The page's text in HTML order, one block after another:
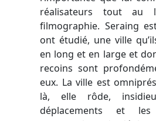
réalisateurs tout au
filmographie. Seraing
ont étudié, une ville
en long et en large et
recoins sont
eux. La ville est
là, elle rôde,
déplacements et